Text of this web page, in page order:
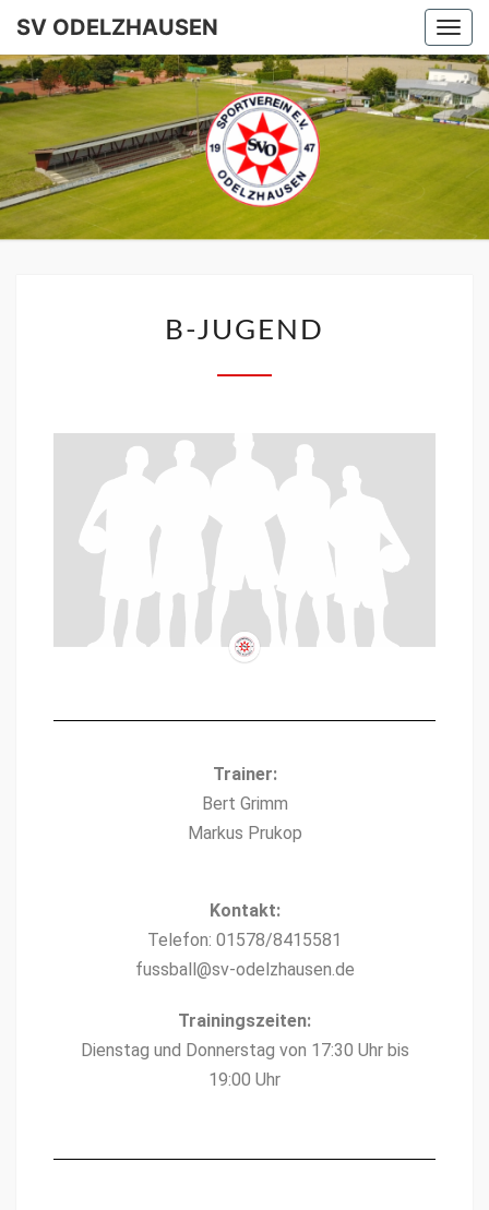
SV ODELZHAUSEN
SV
B‑JUGEND
Train­er:
Bert Grimm
Markus Prukop
Kon­takt:
Tele­fon: 01578/8415581
fussball@sv-odelzhausen.de
Train­ingszeit­en:
Dien­stag und Don­ner­stag von 17:30 Uhr bis
19:00 Uhr